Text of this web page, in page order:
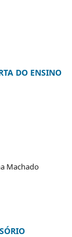
DO ENSINO
Machado